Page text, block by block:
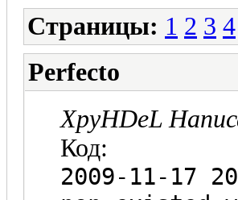
Страницы: 1 2 3 4
Perfecto
XpyHDeL
Код:
2009-11-17